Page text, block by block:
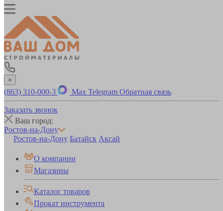
×
(863) 310-000-3 Max Telegram Обратная связь
Заказать звонок
Ваш город:
Ростов-на-Дону
Ростов-на-Дону Батайск Аксай
О компании
Магазины
Каталог товаров
Прокат инструмента